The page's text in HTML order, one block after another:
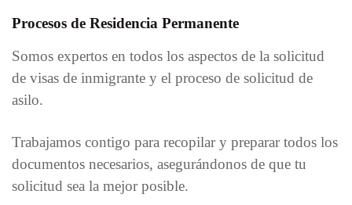
Procesos de Residencia Permanente
Somos expertos en todos los aspectos de la solicitud
de visas de inmigrante y el proceso de solicitud de
asilo.
Trabajamos contigo para recopilar y preparar todos los
documentos necesarios, asegurándonos de que tu
solicitud sea la mejor posible.